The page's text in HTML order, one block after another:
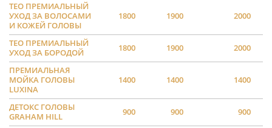
TEO ПРЕМИАЛЬНЫЙ
УХОД ЗА ВОЛОСАМИ
И КОЖЕЙ ГОЛОВЫ
1800 1900 2000
TEO ПРЕМИАЛЬНЫЙ
УХОД ЗА БОРОДОЙ
1800 1900 2000
ПРЕМИАЛЬНАЯ
МОЙКА ГОЛОВЫ
LUXINA
1400 1400 1400
ДЕТОКС ГОЛОВЫ
GRAHAM HILL
900 900 900